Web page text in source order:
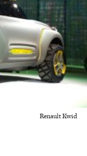
Renault Kwid